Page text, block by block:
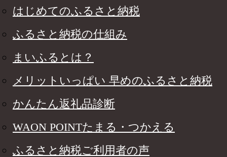
はじめてのふるさと納税
ふるさと納税の仕組み
まいふるとは？
メリットいっぱい 早めのふるさと納税
かんたん返礼品診断
WAON POINTたまる・つかえる
ふるさと納税ご利用者の声